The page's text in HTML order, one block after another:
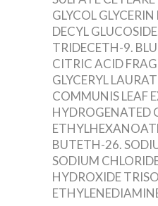
GLYCOLGLYCERIN
DECYL
TRIDECETH-9.
CITRIC ACID
GLYCERYL
COMMUNIS LEAF
HYDROGENATED
BUTETH-26.
SODIUM
HYDROXIDE